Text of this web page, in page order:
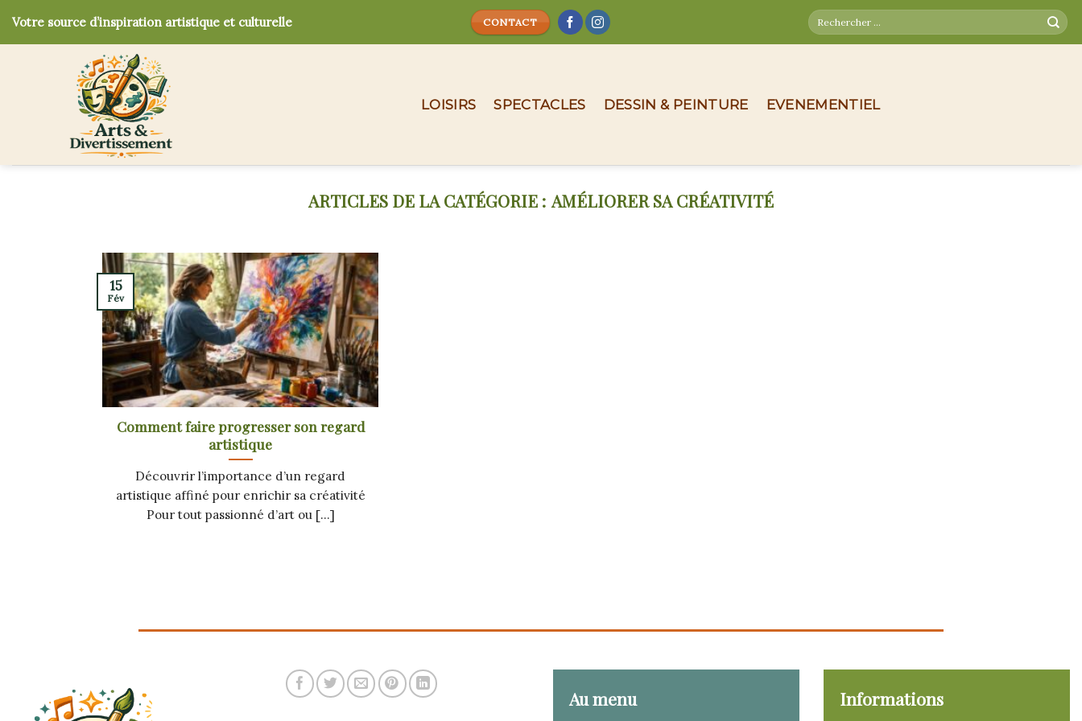
Votre source d’inspiration artistique et culturelle CONTACT
LOISIRS SPECTACLES DESSIN & PEINTURE EVENEMENTIEL
AMÉLIORER SA CRÉATIVITÉ
Comment faire progresser son regard
artistique
Découvrir l’importance d’un regard
artistique affiné pour enrichir sa créativité
Pour tout passionné d’art ou [...]
15
Fév
Au menu Informations